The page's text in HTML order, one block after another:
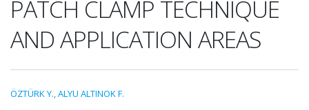
PATCH CLAMP TECHNIQUE
AND APPLICATION AREAS
ÖZTÜRK Y.,ALYU ALTINOK F.